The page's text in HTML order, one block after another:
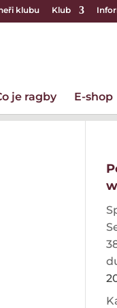
klubu Klub
je ragby E-shop